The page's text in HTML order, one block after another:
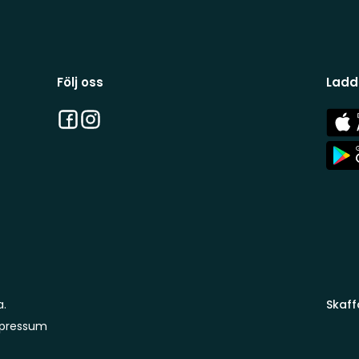
Följ oss
Facebook
Instagram
App
Store
App
Store